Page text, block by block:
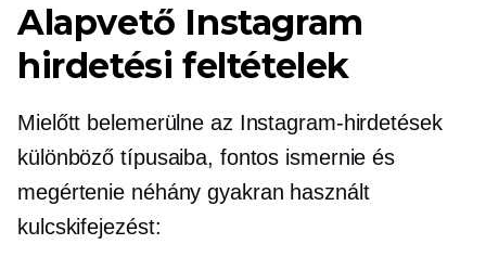
Alapvető Instagram
hirdetési feltételek
Mielőtt belemerülne az Instagram-hirdetések
különböző típusaiba, fontos ismernie és
megértenie néhány gyakran használt
kulcskifejezést: